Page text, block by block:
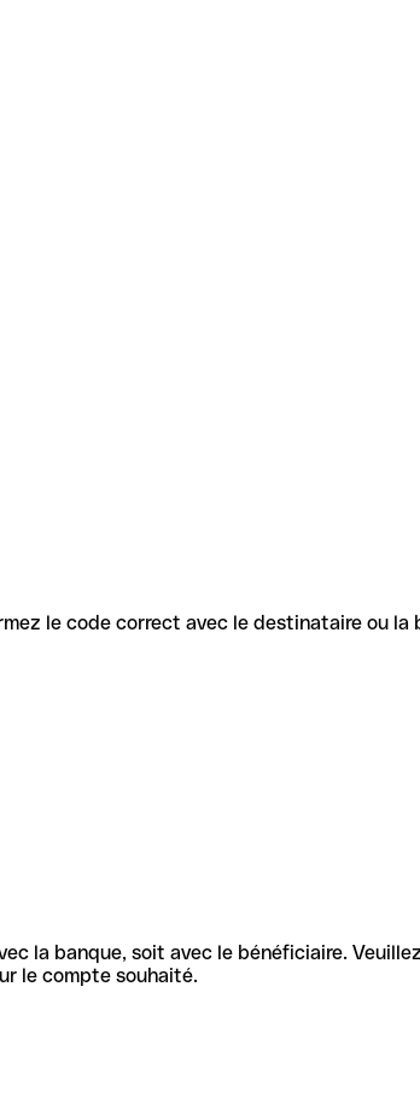
le code correct avec le destinataire ou la
la banque, soit avec le bénéficiaire.
le compte souhaité.